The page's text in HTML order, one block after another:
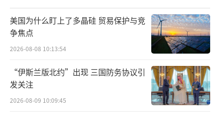
美国为什么盯上了多晶硅 贸易保护与竞
争焦点
2026-08-08 10:13:54
“伊斯兰版北约”出现 三国防务协议引
发关注
2026-08-09 10:09:45